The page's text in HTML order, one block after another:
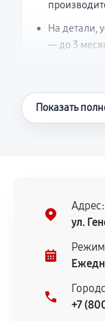
На детали,
— до 3
Что
Показать
Адрес:
ул.
+7